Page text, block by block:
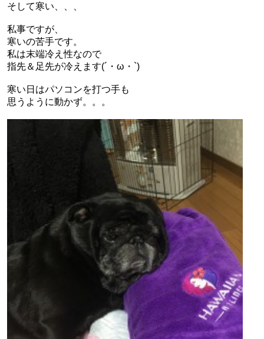
そして寒い、、、
私事ですが、
寒いの苦手です。
私は末端冷え性なので
指先＆足先が冷えます(´・ω・`)
寒い日はパソコンを打つ手も
思うように動かず。。。